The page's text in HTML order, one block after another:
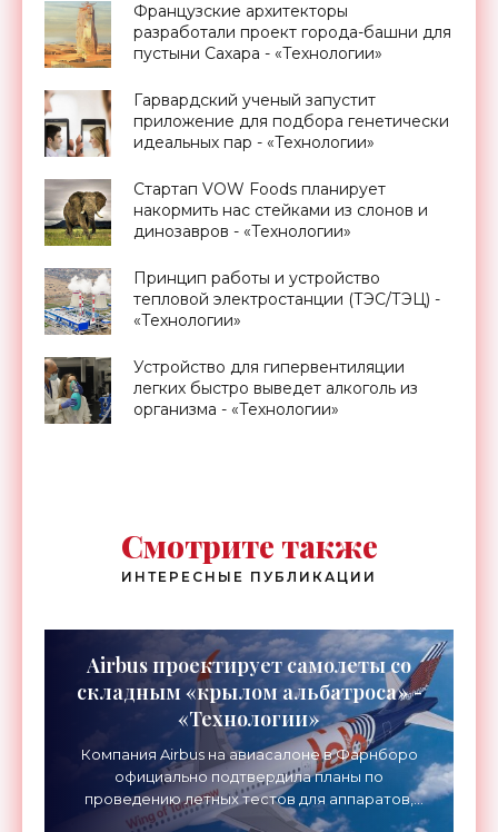
Французские архитекторы
разработали проект города-башни для
пустыни Сахара - «Технологии»
Гарвардский ученый запустит
приложение для подбора генетически
идеальных пар - «Технологии»
Стартап VOW Foods планирует
накормить нас стейками из слонов и
динозавров - «Технологии»
Принцип работы и устройство
тепловой электростанции (ТЭС/ТЭЦ) -
«Технологии»
Устройство для гипервентиляции
легких быстро выведет алкоголь из
организма - «Технологии»
Смотрите также
ИНТЕРЕСНЫЕ ПУБЛИКАЦИИ
Airbus проектирует самолеты со
складным «крылом альбатроса» -
«Технологии»
Компания Airbus на авиасалоне в Фарнборо
официально подтвердила планы по
проведению летных тестов для аппаратов,
созданных в рамках нового проекта «Крыло